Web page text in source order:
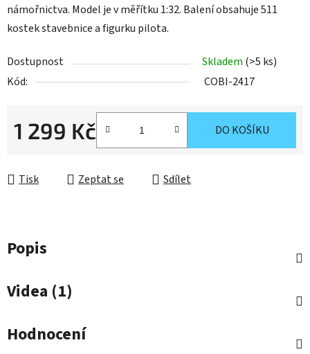
námořnictva. Model je v měřítku 1:32. Balení obsahuje 511
kostek stavebnice a figurku pilota.
Dostupnost Skladem (>5 ks)
Kód:
COBI-2417
1 299 Kč DO KOŠÍKU
Tisk Zeptat se Sdílet
Popis
Videa (1)
Hodnocení